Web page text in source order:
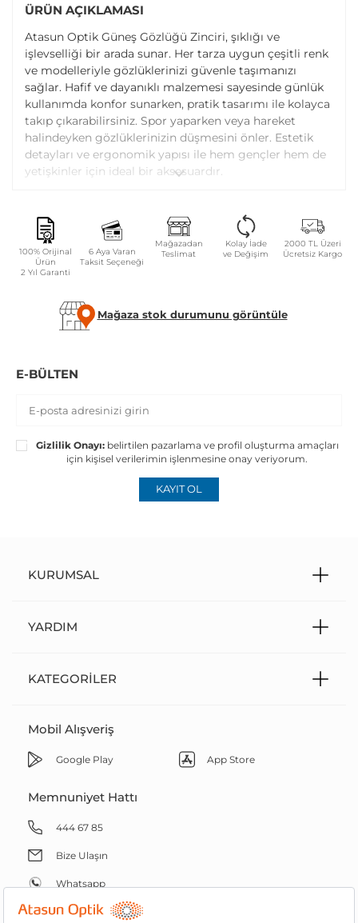
100% Orijinal
Ürün
2 Yıl Garanti
6 Aya Varan
Taksit Seçeneği
Mağazadan
Teslimat
Kolay İade
ve Değişim
2000 TL Üzeri
Ücretsiz Kargo
Mağaza stok durumunu görüntüle
ÜRÜN AÇIKLAMASI
Atasun Optik Güneş Gözlüğü Zinciri, şıklığı ve
işlevselliği bir arada sunar. Her tarza uygun çeşitli renk
ve modelleriyle gözlüklerinizi güvenle taşımanızı
sağlar. Hafif ve dayanıklı malzemesi sayesinde günlük
kullanımda konfor sunarken, pratik tasarımı ile kolayca
takıp çıkarabilirsiniz. Spor yaparken veya hareket
halindeyken gözlüklerinizin düşmesini önler. Estetik
detayları ve ergonomik yapısı ile hem gençler hem de
yetişkinler için ideal bir aksesuardır.
E-BÜLTEN
Gizlilik Onayı:belirtilen pazarlama ve profil oluşturma amaçları
için kişisel verilerimin işlenmesine onay veriyorum.
KAYIT OL
KURUMSAL
YARDIM
KATEGORILER
Mobil Alışveriş
Google Play App Store
Memnuniyet Hattı
444 67 85
Bize Ulaşın
Whatsapp